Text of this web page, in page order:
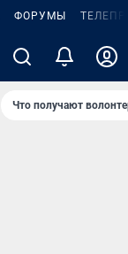
ФОРУМЫ
Что получают